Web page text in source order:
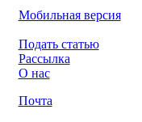
Мобильная версия
Подать статью
Рассылка
О нас
Почта